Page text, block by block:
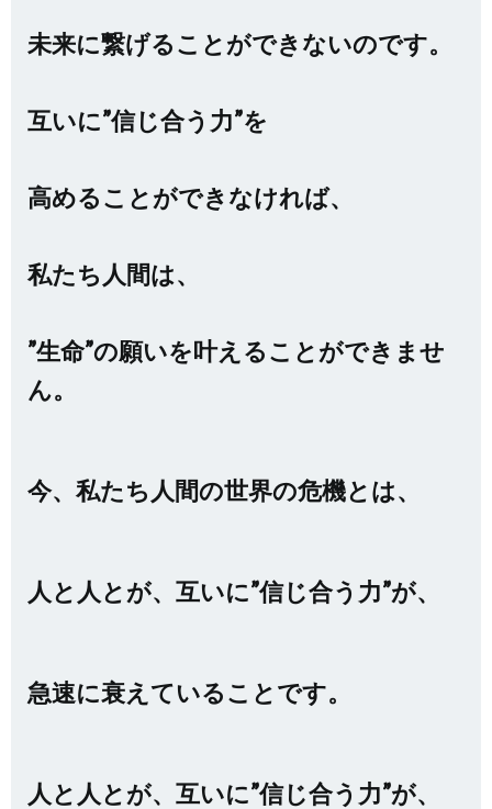
未来に繋げることができないのです。
互いに”信じ合う力”を
高めることができなければ、
私たち人間は、
”生命”の願いを叶えることができませ
ん。
今、私たち人間の世界の危機とは、
人と人とが、互いに”信じ合う力”が、
急速に衰えていることです。
人と人とが、互いに”信じ合う力”が、